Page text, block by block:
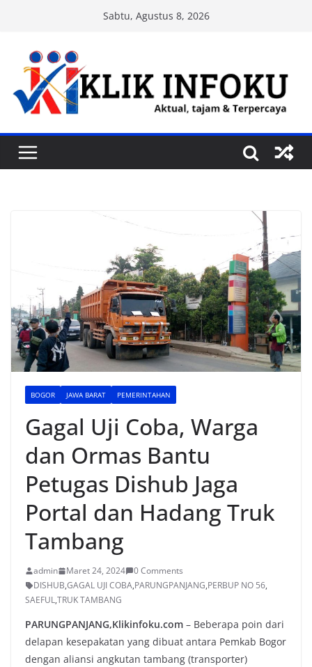
content
Sabtu, Agustus 8, 2026
BOGOR JAWA BARAT PEMERINTAHAN
Gagal Uji Coba, Warga
dan Ormas Bantu
Petugas Dishub Jaga
Portal dan Hadang Truk
Tambang
admin Maret 24, 2024
0 Comments
DISHUB,GAGAL UJI COBA,PARUNGPANJANG,PERBUP NO 56,
SAEFUL,TRUK TAMBANG
PARUNGPANJANG,Klikinfoku.com – Beberapa poin dari
delapan kesepakatan yang dibuat antara Pemkab Bogor
dengan aliansi angkutan tambang (transporter)